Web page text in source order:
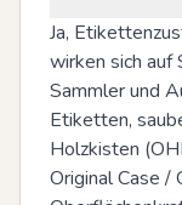
Ja,
wirken sich auf
Sammler und
Etiketten,
Holzkisten
Original Case /